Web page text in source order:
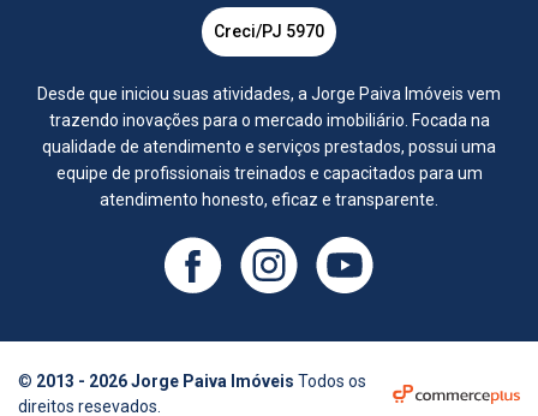
Creci/PJ 5970
Desde que iniciou suas atividades, a Jorge Paiva Imóveis vem
trazendo inovações para o mercado imobiliário. Focada na
qualidade de atendimento e serviços prestados, possui uma
equipe de profissionais treinados e capacitados para um
atendimento honesto, eficaz e transparente.
© 2013 - 2026 Jorge Paiva Imóveis Todos os
direitos resevados.